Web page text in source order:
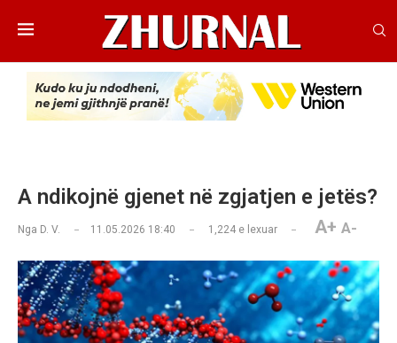
A ndikojnë gjenet në zgjatjen e jetës?
Nga D. V. 11.05.2026 18:40 1,224 e lexuar A+ A-